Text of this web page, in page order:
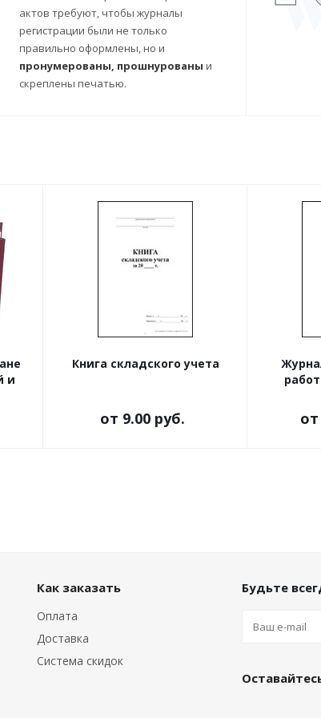
актов требуют, чтобы журналы
регистрации были не только
правильно оформлены, но и
пронумерованы, прошнурованы и
скреплены печатью.
и
Книга складского учета
от 9.00 руб.
Как заказать
Оплата
Доставка
Система скидок
Будьте